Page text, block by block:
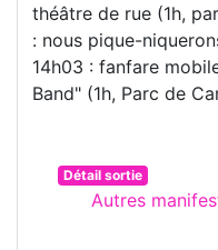
théâtre de rue (1h,
: nous pique-
14h03 : fanfare
Band" (1h, Parc de
Détail sortie
Autres